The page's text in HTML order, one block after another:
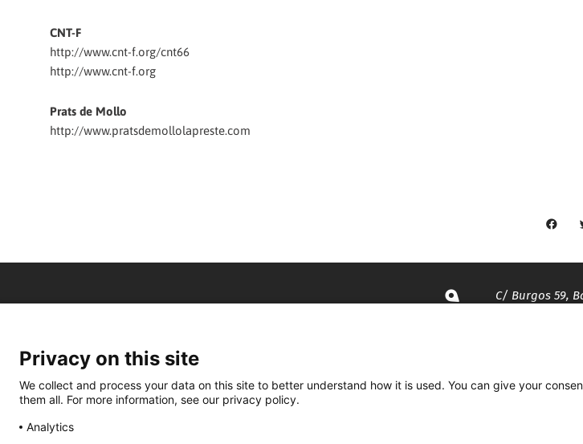
CNT-F
http://www.cnt-f.org/cnt66
http://www.cnt-f.org
Prats de Mollo
http://www.pratsdemollolapreste.com
C/ Burgos 59,
935 120 481
Privacy on this site
We collect and process your data on this site to better understand how it is used. You can give your
them all. For more information, see our privacy policy.
Analytics